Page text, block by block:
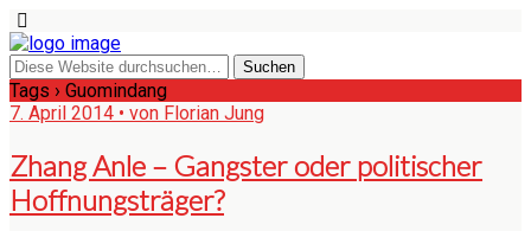
Tags › Guomindang
7. April 2014 • von Florian Jung
Zhang Anle – Gangster oder politischer
Hoffnungsträger?